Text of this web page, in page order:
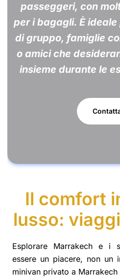
passeggeri, con
per i bagagli. È
di gruppo, famiglie
o amici che
insieme durante le
Il comfort
lusso:
Esplorare Marrakech e i
essere un piacere, non un
minivan privato a